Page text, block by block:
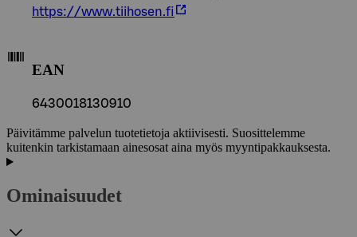
https://www.tiihosen.fi
EAN
6430018130910
Päivitämme palvelun tuotetietoja aktiivisesti. Suosittelemme
kuitenkin tarkistamaan ainesosat aina myös myyntipakkauksesta.
Ominaisuudet